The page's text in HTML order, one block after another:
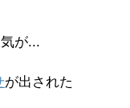
が...
が出された